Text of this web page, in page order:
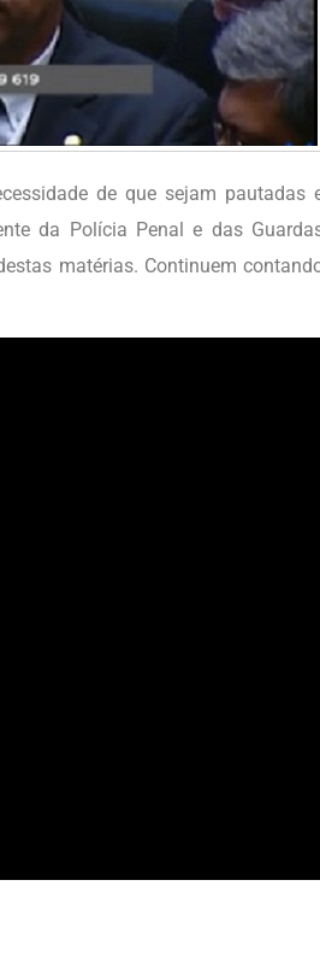
de que sejam pautadas
da Polícia Penal e das
matérias. Continuem